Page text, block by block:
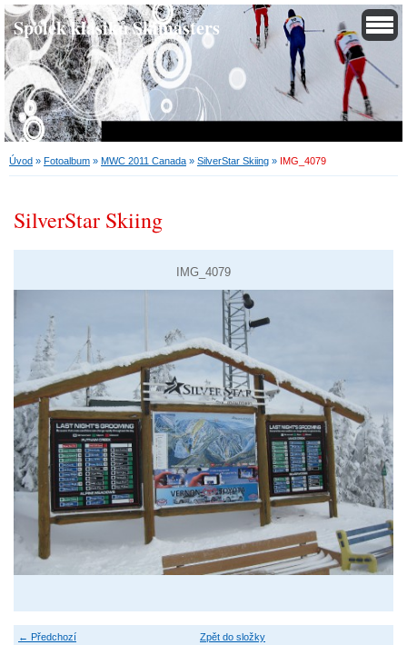
Spolek klasiků Skimasters
Úvod » Fotoalbum » MWC 2011 Canada » SilverStar Skiing » IMG_4079
SilverStar Skiing
IMG_4079
← Předchozí Zpět do složky